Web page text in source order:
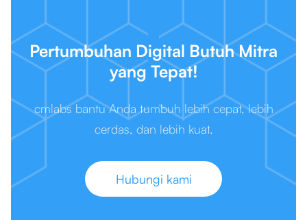
Pertumbuhan Digital Butuh Mitra
yang Tepat!
cmlabs bantu Anda tumbuh lebih cepat, lebih
cerdas, dan lebih kuat.
Hubungi kami